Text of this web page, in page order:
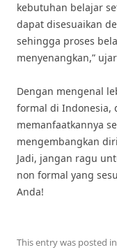
kebutuhan belajar
dapat disesuaikan
sehingga proses
menyenangkan,”
Dengan mengenal
formal di Indonesia,
memanfaatkannya
mengembangkan
Jadi, jangan ragu
non formal yang
Anda!
This entry was posted in